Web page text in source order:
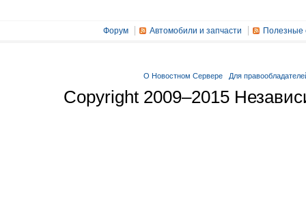
Форум Автомобили и запчасти Полезные
О Новостном Сервере Для
Copyright 2009–2015